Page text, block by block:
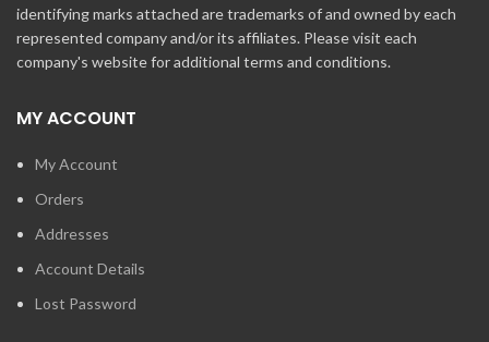
identifying marks attached are trademarks of and owned by each
represented company and/or its affiliates. Please visit each
company's website for additional terms and conditions.
MY ACCOUNT
My Account
Orders
Addresses
Account Details
Lost Password